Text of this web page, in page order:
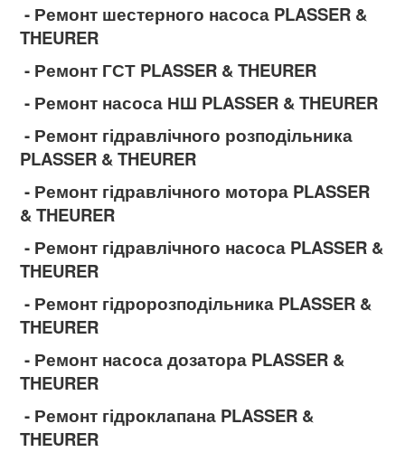
- Ремонт шестерного насоса PLASSER &
THEURER
- Ремонт ГСТ PLASSER & THEURER
- Ремонт насоса НШ PLASSER & THEURER
- Ремонт гідравлічного розподільника
PLASSER & THEURER
- Ремонт гідравлічного мотора PLASSER
& THEURER
- Ремонт гідравлічного насоса PLASSER &
THEURER
- Ремонт гідророзподільника PLASSER &
THEURER
- Ремонт насоса дозатора PLASSER &
THEURER
- Ремонт гідроклапана PLASSER &
THEURER